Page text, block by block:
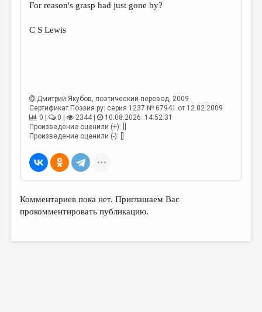
For reason's grasp had just gone by?
C S Lewis
Дмитрий Якубов, поэтический перевод, 2009
Сертификат Поэзия.ру: серия 1237 № 67941 от 12.02.2009
0 |
0 | 2344 |
10.08.2026. 14:52:31
Произведение оценили (+): []
Произведение оценили (-): []
Комментариев пока нет. Приглашаем Вас
прокомментировать публикацию.